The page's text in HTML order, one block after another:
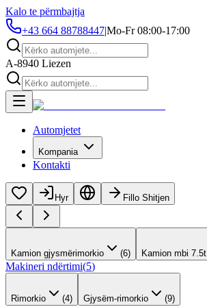
Kalo te përmbajtja
+43 664 88788447|Mo-Fr 08:00-17:00
A-8940 Liezen
Automjetet
Kompania
Kontakti
Hyr Fillo Shitjen
Kamion gjysmërimorkio (6) Kamion mbi 7.5t
Makineri ndërtimi(5)
Rimorkio (4) Gjysëm-rimorkio (9)